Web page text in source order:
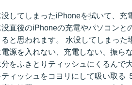
没してしまったiPhoneを拭いて、充
没直後のiPhoneの充電やパソコンと
ると思われます。 水没してしまっ
電源を入れない、充電しない、振ら
分をふきとりティッシュにくるんで
ティッシュをコヨリにして吸い取る